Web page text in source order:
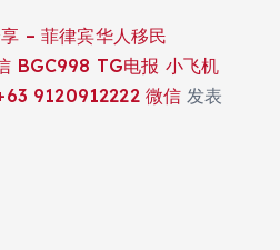
– 菲律宾华人移民
BGC998 TG电报 小飞机
9120912222 微信 发表